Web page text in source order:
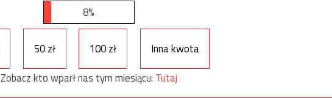
8%
50 zł 100 zł
Inna kwota
Zobacz kto wparł nas tym miesiącu: Tutaj